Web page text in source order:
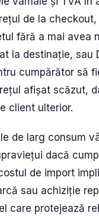
de la
fără a mai avea
la destinație, sau
cumpărător să
afișat scăzut,
client ulterior.
de larg consum
dacă
de import
sau achiziție
care protejează